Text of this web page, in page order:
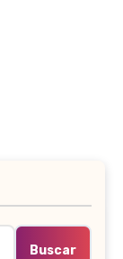
Buscar